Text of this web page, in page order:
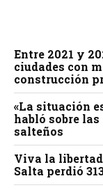
Entre 2021 y
ciudades con
construcción
«La situación
habló sobre
salteños
Viva la
Salta perdió